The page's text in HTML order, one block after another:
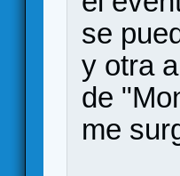
se
y otra
de
me